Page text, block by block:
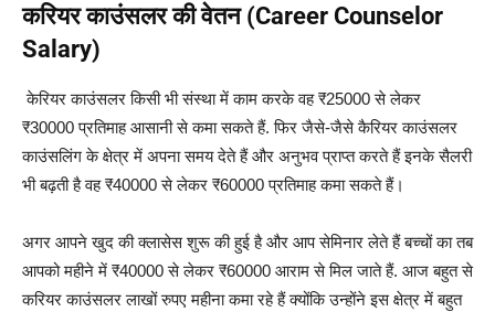
करियर काउंसलर की वेतन (Career Counselor
Salary)
केरियर काउंसलर किसी भी संस्था में काम करके वह ₹25000 से लेकर
₹30000 प्रतिमाह आसानी से कमा सकते हैं.फिर जैसे-जैसे कैरियर काउंसलर
काउंसलिंग के क्षेत्र में अपना समय देते हैं और अनुभव प्राप्त करते हैं इनके सैलरी
भी बढ़ती है वह ₹40000 से लेकर ₹60000 प्रतिमाह कमा सकते हैं।
अगर आपने खुद की क्लासेस शुरू की हुई है और आप सेमिनार लेते हैं बच्चों का तब
आपको महीने में ₹40000 से लेकर ₹60000 आराम से मिल जाते हैं. आज बहुत से
करियर काउंसलर लाखों रुपए महीना कमा रहे हैं क्योंकि उन्होंने इस क्षेत्र में बहुत